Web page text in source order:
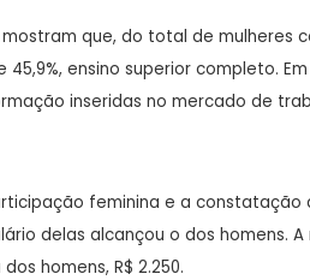
que, do total de mulheres
ensino superior completo.
inseridas no mercado de
feminina e a constatação
delas alcançou o dos homens.
dos homens, R$ 2.250.